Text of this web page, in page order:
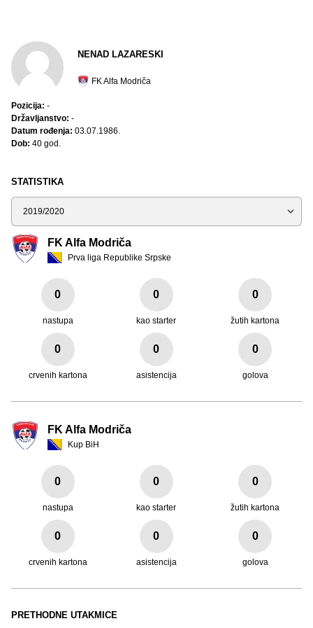
STATISTIKA
Sezona
FK Alfa Modriča
Prva liga Republike Srpske
0
nastupa
0
kao starter
0
žutih kartona
0
crvenih kartona
0
asistencija
0
golova
FK Alfa Modriča
Kup BiH
0
nastupa
0
kao starter
0
žutih kartona
0
crvenih kartona
0
asistencija
0
golova
PRETHODNE UTAKMICE
NENAD LAZARESKI
FK Alfa Modriča
Pozicija: -
Državljanstvo: -
Datum rođenja: 03.07.1986.
Dob: 40 god.